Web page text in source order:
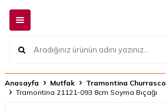
Anasayfa Mutfak Tramontina Churrasco
Tramontina 21121-093 8cm Soyma Bıçağı